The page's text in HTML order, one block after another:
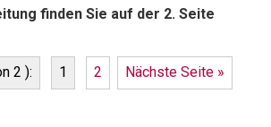
finden Sie auf der 2. Seite
2 ): 1 2 Nächste Seite »